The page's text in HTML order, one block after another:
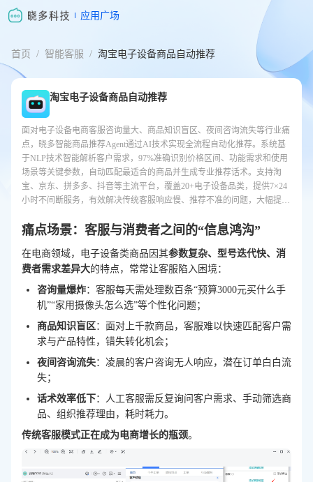
应用广场
首页 / 智能客服 / 淘宝电子设备商品自动推荐
淘宝电子设备商品自动推荐
面对电子设备电商客服咨询量大、商品知识盲区、夜间咨询流失等行业痛
点，晓多智能商品推荐Agent通过AI技术实现全流程自动化推荐。系统基
于NLP技术智能解析客户需求，97%准确识别价格区间、功能需求和使用
场景等关键参数，自动匹配最适合的商品并生成专业推荐话术。支持淘
宝、京东、拼多多、抖音等主流平台，覆盖20+电子设备品类，提供7×24
小时不间断服务，有效解决传统客服响应慢、推荐不准的问题，大幅提升
的最佳解决方案。
痛点场景：客服与消费者之间的“信息鸿沟”
在电商领域，电子设备类商品因其参数复杂、型号迭代快、消
费者需求差异大的特点，常常让客服陷入困境：
咨询量爆炸：客服每天需处理数百条“预算3000元买什么手
机”“家用摄像头怎么选”等个性化问题；
商品知识盲区：面对上千款商品，客服难以快速匹配客户需
求与产品特性，错失转化机会；
夜间咨询流失：凌晨的客户咨询无人响应，潜在订单白白流
失；
话术效率低下 ：人工客服需反复询问客户需求、手动筛选商
品、组织推荐理由，耗时耗力。
传统客服模式正在成为电商增长的瓶颈。